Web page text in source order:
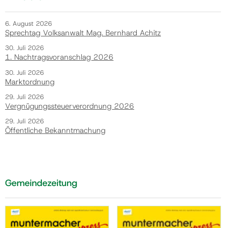
6. August 2026
Sprechtag Volksanwalt Mag. Bernhard Achitz
30. Juli 2026
1. Nachtragsvoranschlag 2026
30. Juli 2026
Marktordnung
29. Juli 2026
Vergnügungssteuerverordnung 2026
29. Juli 2026
Öffentliche Bekanntmachung
Gemeindezeitung